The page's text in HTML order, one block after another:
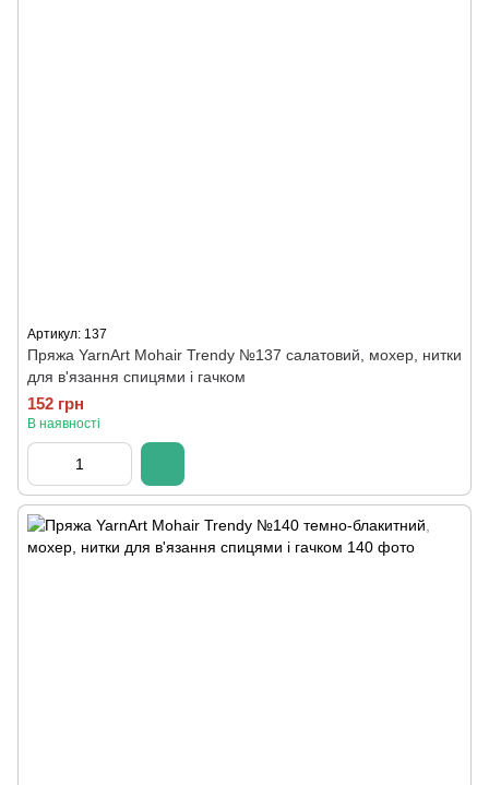
Артикул: 137
Пряжа YarnArt Mohair Trendy №137 салатовий, мохер, нитки
для в'язання спицями і гачком
152 грн
В наявності